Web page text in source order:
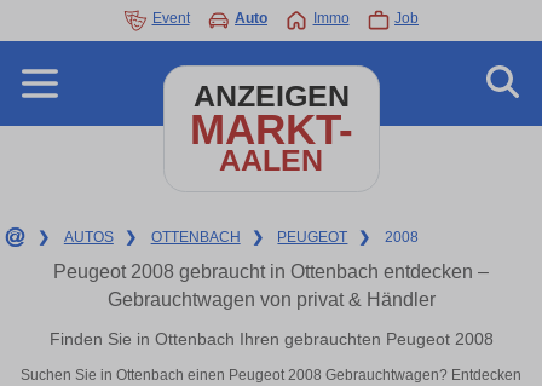
Event Auto Immo Job
ANZEIGEN
MARKT-
AALEN
❯ AUTOS ❯ OTTENBACH ❯ PEUGEOT ❯ 2008
Peugeot 2008 gebraucht in Ottenbach entdecken –
Gebrauchtwagen von privat & Händler
Finden Sie in Ottenbach Ihren gebrauchten Peugeot 2008
Suchen Sie in Ottenbach einen Peugeot 2008 Gebrauchtwagen? Entdecken